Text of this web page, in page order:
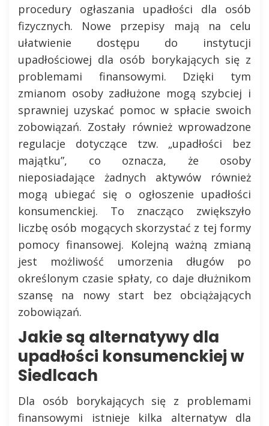
procedury ogłaszania upadłości dla osób
fizycznych. Nowe przepisy mają na celu
ułatwienie dostępu do instytucji
upadłościowej dla osób borykających się z
problemami finansowymi. Dzięki tym
zmianom osoby zadłużone mogą szybciej i
sprawniej uzyskać pomoc w spłacie swoich
zobowiązań. Zostały również wprowadzone
regulacje dotyczące tzw. „upadłości bez
majątku”, co oznacza, że osoby
nieposiadające żadnych aktywów również
mogą ubiegać się o ogłoszenie upadłości
konsumenckiej. To znacząco zwiększyło
liczbę osób mogących skorzystać z tej formy
pomocy finansowej. Kolejną ważną zmianą
jest możliwość umorzenia długów po
określonym czasie spłaty, co daje dłużnikom
szansę na nowy start bez obciążających
zobowiązań.
Jakie są alternatywy dla
upadłości konsumenckiej w
Siedlcach
Dla osób borykających się z problemami
finansowymi istnieje kilka alternatyw dla